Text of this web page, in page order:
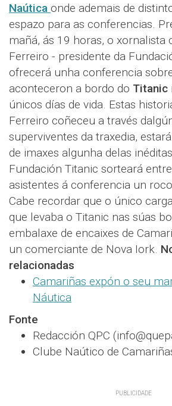
Naútica onde ademais de
espazo para as conferencias.
mañá, ás 19 horas, o xornalista
Ferreiro - presidente da
ofrecerá unha conferencia
aconteceron a bordo do Titanic
únicos días de vida. Estas
Ferreiro coñeceu a través
superviventes da traxedia,
de imaxes algunha delas
Fundación Titanic sorteará
asistentes á conferencia un
Cabe recordar que o único
que levaba o Titanic nas súas
embalaxe de encaixes de
un comerciante de Nova Iork.
relacionadas
Camariñas expón o seu
Náutica
Fonte
Redacción QPC
Clube Naútico de